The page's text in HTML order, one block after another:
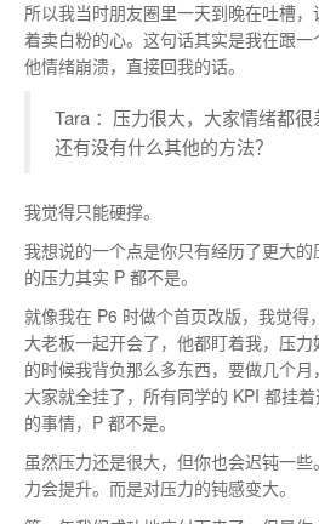
所以我当时朋友圈里一天到晚在吐槽
着卖白粉的心。这句话其实是我在跟一
他情绪崩溃，直接回我的话。
Tara ：压力很大，大家情绪都很
还有没有什么其他的方法？
我觉得只能硬撑。
我想说的一个点是你只有经历了更大
的压力其实 P 都不是。
就像我在 P6 时做个首页改版，我觉得
大老板一起开会了，他都盯着我，压
的时候我背负那么多东西，要做几个月
大家就全挂了，所有同学的 KPI 都挂
的事情，P 都不是。
虽然压力还是很大，但你也会迟钝一
力会提升。而是对压力的钝感变大。